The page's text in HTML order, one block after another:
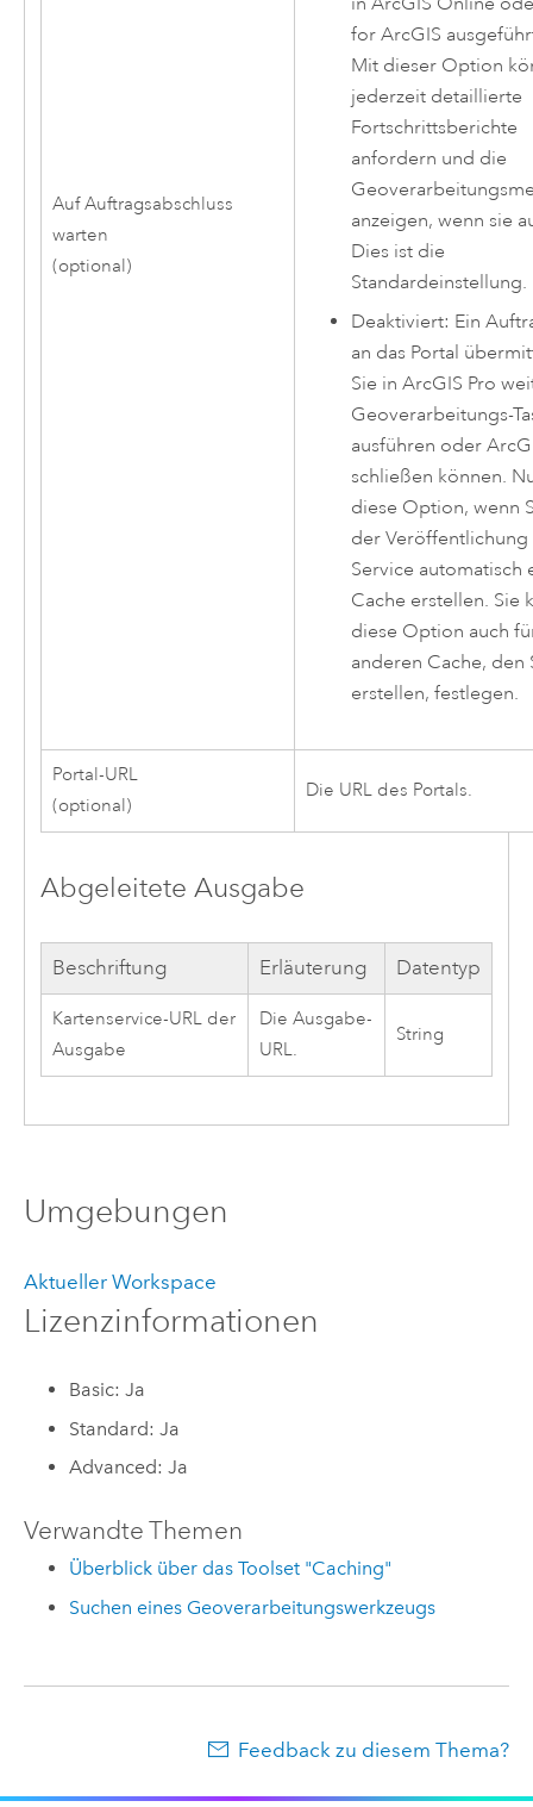
Auf Auftragsabschluss
warten
(optional)
for ArcGIS
Mit dieser Option
jederzeit detaillierte
Fortschrittsberichte
anfordern und die
anzeigen, wenn sie
Dies ist die
Standardeinstellung.
Deaktiviert: Ein
an das Portal
Sie inArcGIS Pro
Geoverarbeitungs-
ausführen oder
schließen können.
diese Option, wenn
der Veröffentlichung
Service automatisch
Cache erstellen. Sie
diese Option auch
anderen Cache, den
erstellen, festlegen.
Portal-URL
(optional)
Die URL des Portals.
Abgeleitete Ausgabe
Beschriftung Erläuterung Datentyp
Kartenservice-URL der
Ausgabe
Die Ausgabe-
URL.
String
Umgebungen
Aktueller Workspace
Lizenzinformationen
Basic: Ja
Standard: Ja
Advanced: Ja
Verwandte Themen
Überblick über das Toolset "Caching"
Suchen eines Geoverarbeitungswerkzeugs
Feedback zu diesem Thema?